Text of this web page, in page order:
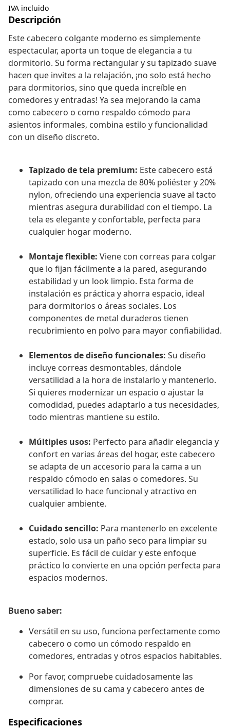
IVA incluido
Descripción
Este cabecero colgante moderno es simplemente
espectacular, aporta un toque de elegancia a tu
dormitorio. Su forma rectangular y su tapizado suave
hacen que invites a la relajación, ¡no solo está hecho
para dormitorios, sino que queda increíble en
comedores y entradas! Ya sea mejorando la cama
como cabecero o como respaldo cómodo para
asientos informales, combina estilo y funcionalidad
con un diseño discreto.
Tapizado de tela premium: Este cabecero está
tapizado con una mezcla de 80% poliéster y 20%
nylon, ofreciendo una experiencia suave al tacto
mientras asegura durabilidad con el tiempo. La
tela es elegante y confortable, perfecta para
cualquier hogar moderno.
Montaje flexible: Viene con correas para colgar
que lo fijan fácilmente a la pared, asegurando
estabilidad y un look limpio. Esta forma de
instalación es práctica y ahorra espacio, ideal
para dormitorios o áreas sociales. Los
componentes de metal duraderos tienen
recubrimiento en polvo para mayor confiabilidad.
Elementos de diseño funcionales: Su diseño
incluye correas desmontables, dándole
versatilidad a la hora de instalarlo y mantenerlo.
Si quieres modernizar un espacio o ajustar la
comodidad, puedes adaptarlo a tus necesidades,
todo mientras mantiene su estilo.
Múltiples usos: Perfecto para añadir elegancia y
confort en varias áreas del hogar, este cabecero
se adapta de un accesorio para la cama a un
respaldo cómodo en salas o comedores. Su
versatilidad lo hace funcional y atractivo en
cualquier ambiente.
Cuidado sencillo: Para mantenerlo en excelente
estado, solo usa un paño seco para limpiar su
superficie. Es fácil de cuidar y este enfoque
práctico lo convierte en una opción perfecta para
espacios modernos.
Bueno saber:
Versátil en su uso, funciona perfectamente como
cabecero o como un cómodo respaldo en
comedores, entradas y otros espacios habitables.
Por favor, compruebe cuidadosamente las
dimensiones de su cama y cabecero antes de
comprar.
Especificaciones